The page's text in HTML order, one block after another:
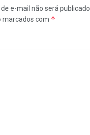
e-mail não será publicado.
marcados com *